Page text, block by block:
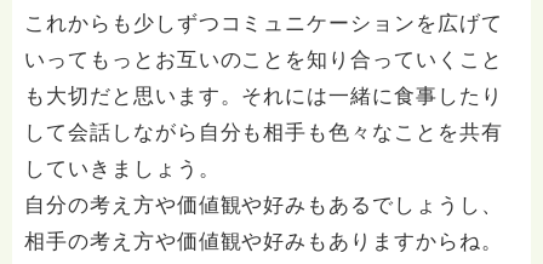
これからも少しずつコミュニケーションを広げて
いってもっとお互いのことを知り合っていくこと
も大切だと思います。それには一緒に食事したり
して会話しながら自分も相手も色々なことを共有
していきましょう。
自分の考え方や価値観や好みもあるでしょうし、
相手の考え方や価値観や好みもありますからね。